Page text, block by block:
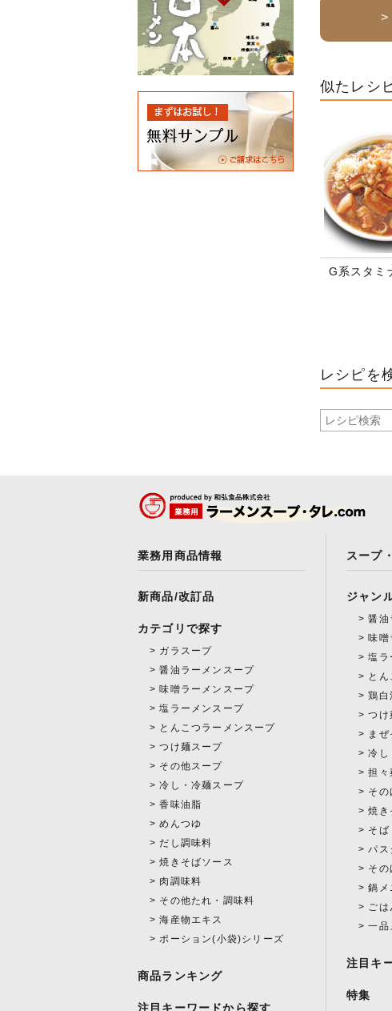
>
似たレシ
G系スタミ
レシピを
業務用商品情報
新商品/改訂品
カテゴリで探す
ガラスープ
醤油ラーメンスープ
味噌ラーメンスープ
塩ラーメンスープ
とんこつラーメンスープ
つけ麺スープ
その他スープ
冷し・冷麺スープ
香味油脂
めんつゆ
だし調味料
焼きそばソース
肉調味料
その他たれ・調味料
海産物エキス
ポーション(小袋)シリーズ
商品ランキング
注目キーワードから探す
スープ
ジャン
醤油
味噌
塩ラ
とん
鶏白
つけ
ま
冷し
担々
その
焼き
そば
パス
その
鍋メ
ごは
一品
注目キ
特集